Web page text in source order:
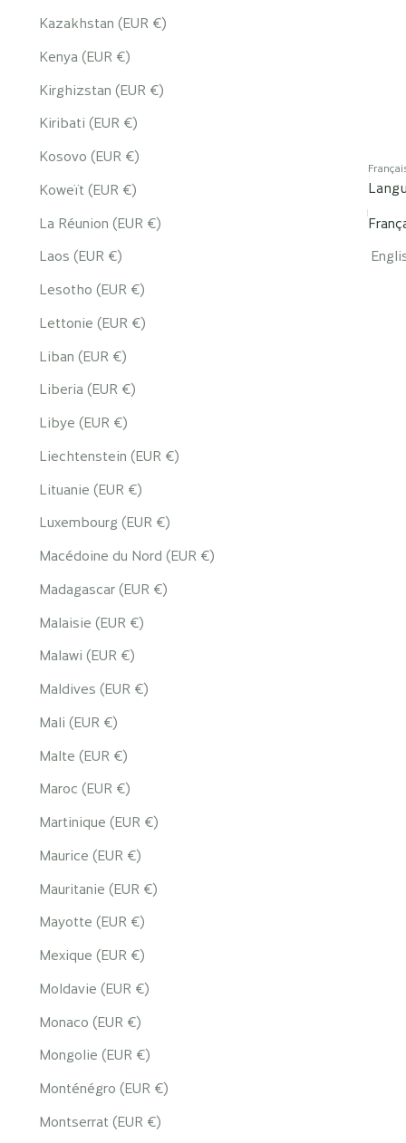
Kazakhstan (EUR €)
Kenya (EUR €)
Kirghizstan (EUR €)
Kiribati (EUR €)
Kosovo (EUR €)
Koweït (EUR €)
La Réunion (EUR €)
Laos (EUR €)
Lesotho (EUR €)
Lettonie (EUR €)
Liban (EUR €)
Liberia (EUR €)
Libye (EUR €)
Liechtenstein (EUR €)
Lituanie (EUR €)
Luxembourg (EUR €)
Macédoine du Nord (EUR €)
Madagascar (EUR €)
Malaisie (EUR €)
Malawi (EUR €)
Maldives (EUR €)
Mali (EUR €)
Malte (EUR €)
Maroc (EUR €)
Martinique (EUR €)
Maurice (EUR €)
Mauritanie (EUR €)
Mayotte (EUR €)
Mexique (EUR €)
Moldavie (EUR €)
Monaco (EUR €)
Mongolie (EUR €)
Monténégro (EUR €)
Montserrat (EUR €)